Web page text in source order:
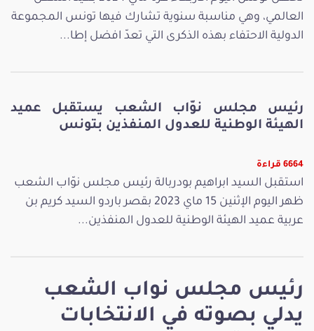
رئيس مجلس نواب الشعب
يدلي بصوته في الانتخابات
العالمي، وهي مناسبة سنوية تشارك فيها تونس المجموعة
الدولية الاحتفاء بهذه الذكرى التي تعدّ افضل إطا...
رئيس مجلس نوّاب الشعب يستقبل عميد
الهيئة الوطنية للعدول المنفذين بتونس
6664 قراءة
استقبل السيد ابراهيم بودربالة رئيس مجلس نوّاب الشعب
ظهر اليوم الإثنين 15 ماي 2023 بقصر باردو السيد كريم بن
عربية عميد الهيئة الوطنية للعدول المنفذين...